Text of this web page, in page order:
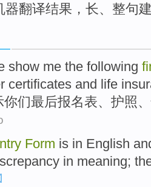
器翻译结果，长、整句
show me the following
certificates and life
你们最后报名表、 护照、
Form is in English
in meaning;